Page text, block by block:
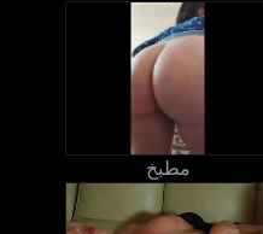
مطبخ